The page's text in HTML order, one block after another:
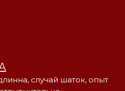
случай шаток, опыт